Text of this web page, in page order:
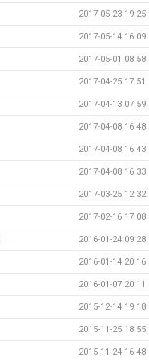
2017-05-23 19:25
2017-05-14 16:09
2017-05-01 08:58
2017-04-25 17:51
2017-04-13 07:59
2017-04-08 16:48
2017-04-08 16:43
2017-04-08 16:33
2017-03-25 12:32
2017-02-16 17:08
2016-01-24 09:28
2016-01-14 20:16
2016-01-07 20:11
2015-12-14 19:18
2015-11-25 18:55
2015-11-24 16:48